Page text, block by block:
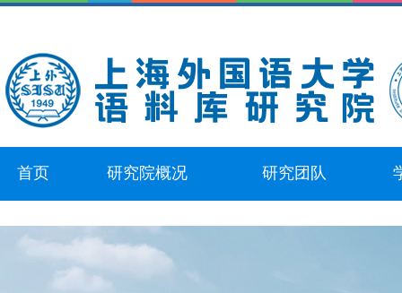
首页 研究院概况 研究团队